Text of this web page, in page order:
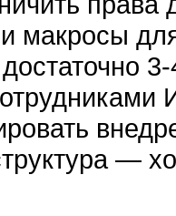
макросы
3-
—